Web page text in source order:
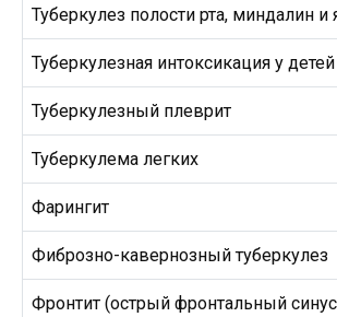
Туберкулез полости рта, миндалин и
Туберкулезная интоксикация у
Туберкулезный плеврит
Туберкулема легких
Фарингит
Фиброзно-кавернозный туберкулез
Фронтит (острый фронтальный